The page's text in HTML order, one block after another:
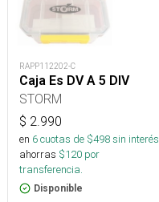
RAPP112202-C
Caja Es DV A 5 DIV
STORM
$ 2.990
en 6cuotas de $498sin interés
ahorras $120 por
transferencia.
Disponible